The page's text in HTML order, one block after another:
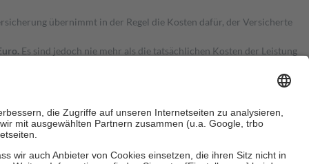
übernimmt in der Regel die Kosten dafür, der Versicherte
Es sind jedoch nie mehr als die tatsächlichen Kosten der Leistung
Zuzahlungen an bei: